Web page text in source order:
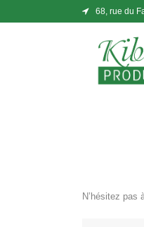
68, rue du
N’hésitez pas